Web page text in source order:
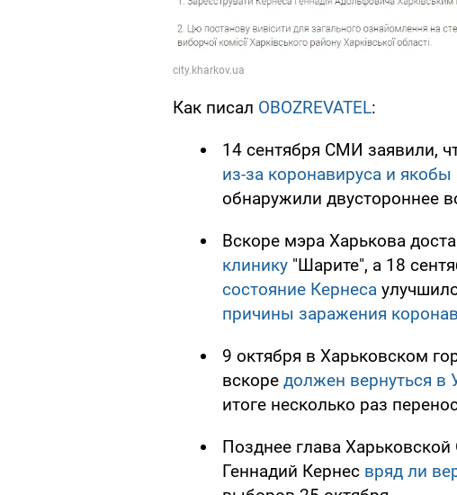
Как писал OBOZREVATEL:
14 сентября СМИ заявили,
из-за коронавируса и
обнаружили двустороннее
Вскоре мэра Харькова
клинику "Шарите", а 18
состояние Кернеса
причины заражения
9 октября в Харьковском
вскоре должен вернуться в
итоге несколько раз
Позднее глава
Геннадий Кернес вряд ли